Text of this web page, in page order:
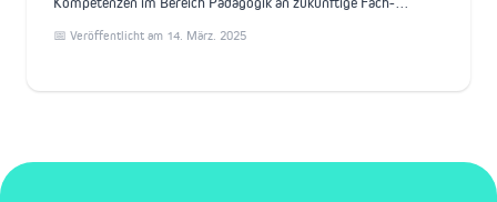
📅 Veröffentlicht am 14. März. 2025